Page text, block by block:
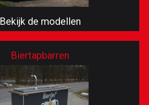
Bekijk de modellen
Biertapbarren